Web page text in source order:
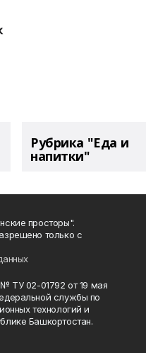
Рубрика "Еда и
напитки"
просторы".
только с
ТУ 02-01792 от 19 мая
службы по
технологий и
Башкортостан.